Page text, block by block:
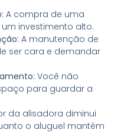
A compra de uma
investimento alto.
A manutenção de
ser cara e demandar
Você não
para guardar a
da alisadora diminui
o aluguel mantém